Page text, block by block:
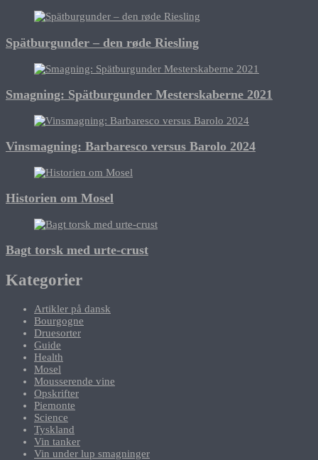
Spätburgunder – den røde Riesling
Smagning: Spätburgunder Mesterskaberne 2021
Vinsmagning: Barbaresco versus Barolo 2024
Historien om Mosel
Bagt torsk med urte-crust
Kategorier
Artikler på dansk
Bourgogne
Druesorter
Guide
Health
Mosel
Mousserende vine
Opskrifter
Piemonte
Science
Tyskland
Vin tanker
Vin under lup smagninger